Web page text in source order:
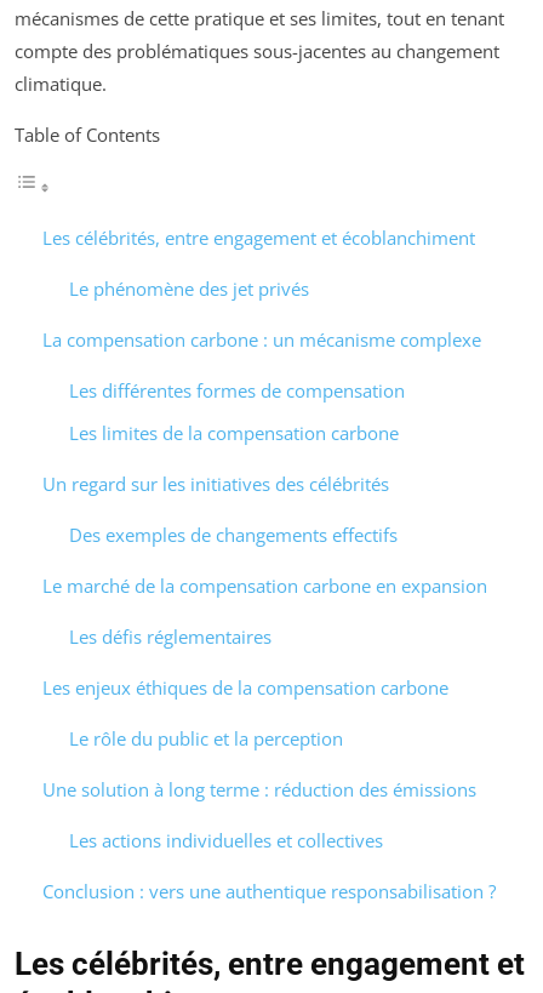
mécanismes de cette pratique et ses limites, tout en tenant
compte des problématiques sous-jacentes au changement
climatique.
Table of Contents
Les célébrités, entre engagement et écoblanchiment
Le phénomène des jet privés
La compensation carbone : un mécanisme complexe
Les différentes formes de compensation
Les limites de la compensation carbone
Un regard sur les initiatives des célébrités
Des exemples de changements effectifs
Le marché de la compensation carbone en expansion
Les défis réglementaires
Les enjeux éthiques de la compensation carbone
Le rôle du public et la perception
Une solution à long terme : réduction des émissions
Les actions individuelles et collectives
Conclusion : vers une authentique responsabilisation ?
Les célébrités, entre engagement et